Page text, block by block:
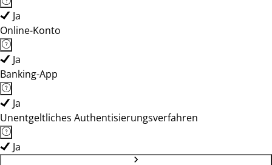
Ja
Online-Konto
Ja
Banking-App
Ja
Unentgeltliches Authentisierungsverfahren
Ja